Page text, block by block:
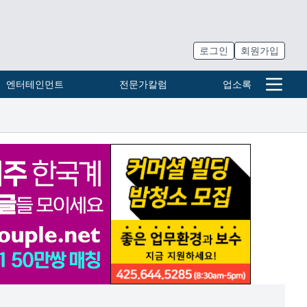
로그인 회원가입
엔터테인먼트 전문가칼럼 업소록